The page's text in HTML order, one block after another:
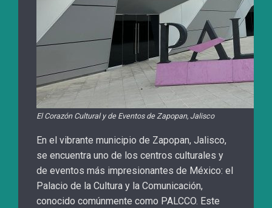
El Corazón Cultural y de Eventos de Zapopan, Jalisco
En el vibrante municipio de Zapopan, Jalisco,
se encuentra uno de los centros culturales y
de eventos más impresionantes de México: el
Palacio de la Cultura y la Comunicación,
conocido comúnmente como PALCCO. Este